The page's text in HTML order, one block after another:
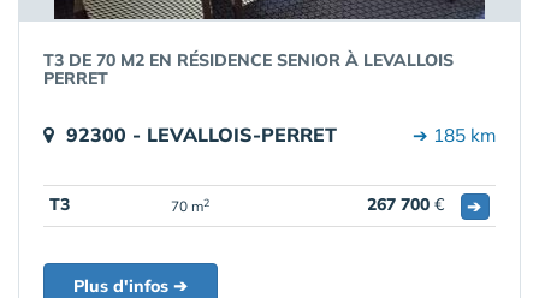
T3 DE 70 M2 EN RÉSIDENCE SENIOR À LEVALLOIS
PERRET
92300 - LEVALLOIS-PERRET ➔ 185 km
T3 70 m2 267 700 € ➔
Plus d'infos ➔